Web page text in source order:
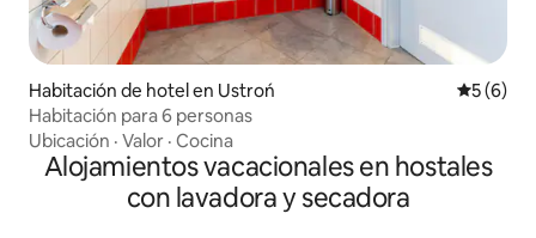
Habitación de hotel en Ustroń
5 (6)
Habitación para 6 personas
Ubicación · Valor · Cocina
Alojamientos vacacionales en hostales
con lavadora y secadora